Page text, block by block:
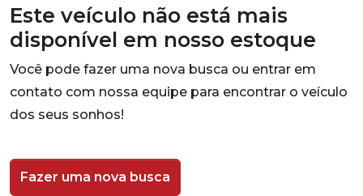
Este veículo não está mais
disponível em nosso estoque
Você pode fazer uma nova busca ou entrar em
contato com nossa equipe para encontrar o veículo
dos seus sonhos!
Fazer uma nova busca